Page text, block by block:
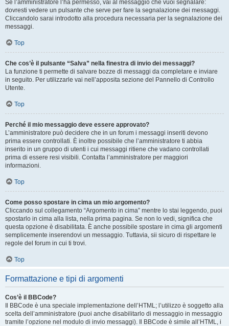
Se l’amministratore l’ha permesso, vai al messaggio che vuoi segnalare:
dovresti vedere un pulsante che serve per fare la segnalazione dei messaggi.
Cliccandolo sarai introdotto alla procedura necessaria per la segnalazione dei
messaggi.
Top
Che cos’è il pulsante “Salva” nella finestra di invio dei messaggi?
La funzione ti permette di salvare bozze di messaggi da completare e inviare
in seguito. Per utilizzarle vai nell’apposita sezione del Pannello di Controllo
Utente.
Top
Perché il mio messaggio deve essere approvato?
L’amministratore può decidere che in un forum i messaggi inseriti devono
prima essere controllati. È inoltre possibile che l’amministratore ti abbia
inserito in un gruppo di utenti i cui messaggi ritiene che vadano controllati
prima di essere resi visibili. Contatta l’amministratore per maggiori
informazioni.
Top
Come posso spostare in cima un mio argomento?
Cliccando sul collegamento “Argomento in cima” mentre lo stai leggendo, puoi
spostarlo in cima alla lista, nella prima pagina. Se non lo vedi, significa che
questa opzione è disabilitata. È anche possibile spostare in cima gli argomenti
semplicemente inserendovi un messaggio. Tuttavia, sii sicuro di rispettare le
regole del forum in cui ti trovi.
Top
Formattazione e tipi di argomenti
Cos’è il BBCode?
Il BBCode è una speciale implementazione dell’HTML; l’utilizzo è soggetto alla
scelta dell’amministratore (puoi anche disabilitarlo di messaggio in messaggio
tramite l’opzione nel modulo di invio messaggi). Il BBCode è simile all’HTML, i